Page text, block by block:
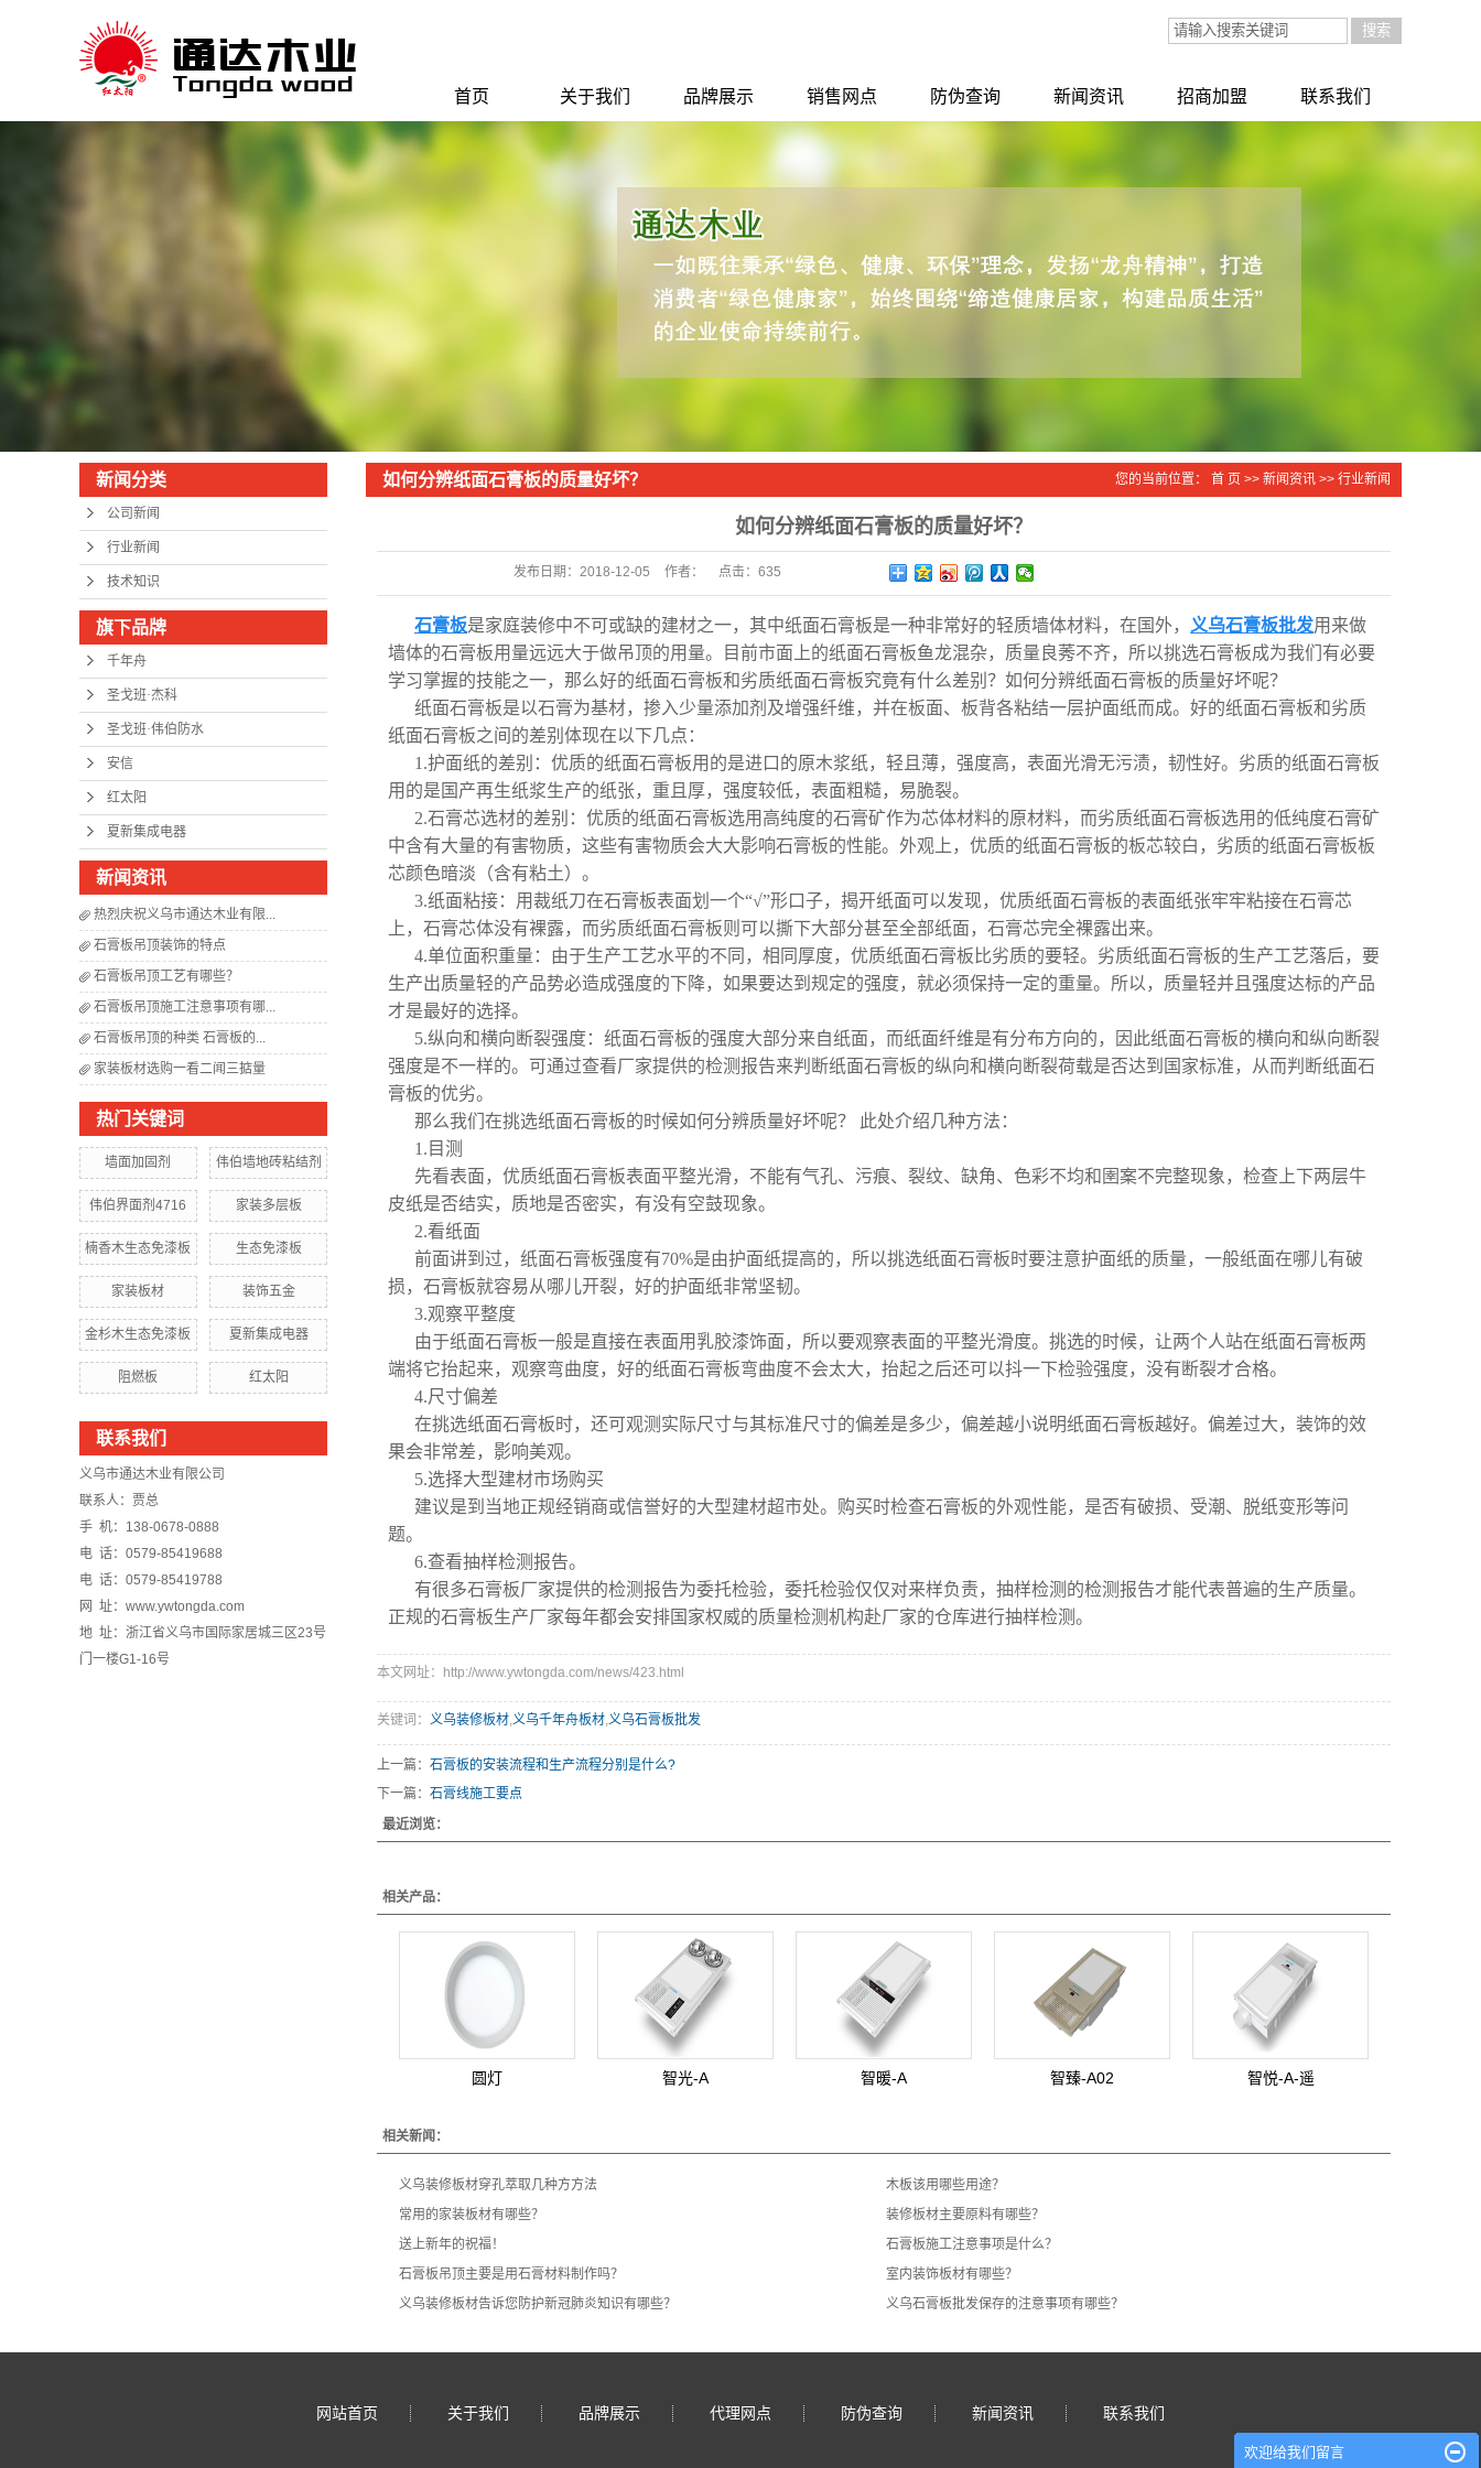
首页 关于我们
公司简介
品牌展示
圣戈班·伟伯防水
安信
红太阳
夏新集成电器
销售网点
销售网点
防伪查询 新闻资讯
行业新闻
招商加盟 联系我们
新闻分类
公司新闻
行业新闻
技术知识
旗下品牌
千年舟
圣戈班·杰科
圣戈班·伟伯防水
安信
红太阳
夏新集成电器
新闻资讯
热烈庆祝义乌市通达木业有限...
石膏板吊顶装饰的特点
石膏板吊顶工艺有哪些？
石膏板吊顶施工注意事项有哪...
石膏板吊顶的种类 石膏板的...
家装板材选购一看二闻三掂量
热门关键词
墙面加固剂 伟伯墙地砖粘结剂
伟伯界面剂4716 家装多层板
楠香木生态免漆板 生态免漆板
家装板材 装饰五金
金杉木生态免漆板 夏新集成电器
阻燃板 红太阳
联系我们
义乌市通达木业有限公司
联系人：贾总
手 机：138-0678-0888
电 话：0579-85419688
电 话：0579-85419788
网 址：www.ywtongda.com
地 址：浙江省义乌市国际家居城三区23号
门一楼G1-16号
如何分辨纸面石膏板的质量好坏？ 您的当前位置： 首 页 >> 新闻资讯 >> 行业新闻
如何分辨纸面石膏板的质量好坏？
发布日期： 2018-12-05 作者： 点击： 635
石膏板是家庭装修中不可或缺的建材之一，其中纸面石膏板是一种非常好的轻质墙体材料，在国外， 义乌石膏板批发用来做
墙体的石膏板用量远远大于做吊顶的用量。目前市面上的纸面石膏板鱼龙混杂，质量良莠不齐，所以挑选石膏板成为我们有必要
学习掌握的技能之一，那么好的纸面石膏板和劣质纸面石膏板究竟有什么差别？如何分辨纸面石膏板的质量好坏呢？
纸面石膏板是以石膏为基材，掺入少量添加剂及增强纤维，并在板面、板背各粘结一层护面纸而成。好的纸面石膏板和劣质
纸面石膏板之间的差别体现在以下几点：
1.护面纸的差别：优质的纸面石膏板用的是进口的原木浆纸，轻且薄，强度高，表面光滑无污渍，韧性好。劣质的纸面石膏板
用的是国产再生纸浆生产的纸张，重且厚，强度较低，表面粗糙，易脆裂。
2.石膏芯选材的差别：优质的纸面石膏板选用高纯度的石膏矿作为芯体材料的原材料，而劣质纸面石膏板选用的低纯度石膏矿
中含有大量的有害物质，这些有害物质会大大影响石膏板的性能。外观上，优质的纸面石膏板的板芯较白，劣质的纸面石膏板板
芯颜色暗淡（含有粘土）。
3.纸面粘接：用裁纸刀在石膏板表面划一个“√”形口子，揭开纸面可以发现，优质纸面石膏板的表面纸张牢牢粘接在石膏芯
上，石膏芯体没有裸露，而劣质纸面石膏板则可以撕下大部分甚至全部纸面，石膏芯完全裸露出来。
4.单位面积重量：由于生产工艺水平的不同，相同厚度，优质纸面石膏板比劣质的要轻。劣质纸面石膏板的生产工艺落后，要
生产出质量轻的产品势必造成强度的下降，如果要达到规定的强度，就必须保持一定的重量。所以，质量轻并且强度达标的产品
才是最好的选择。
5.纵向和横向断裂强度：纸面石膏板的强度大部分来自纸面，而纸面纤维是有分布方向的，因此纸面石膏板的横向和纵向断裂
强度是不一样的。可通过查看厂家提供的检测报告来判断纸面石膏板的纵向和横向断裂荷载是否达到国家标准，从而判断纸面石
膏板的优劣。
那么我们在挑选纸面石膏板的时候如何分辨质量好坏呢？ 此处介绍几种方法：
1.目测
先看表面，优质纸面石膏板表面平整光滑，不能有气孔、污痕、裂纹、缺角、色彩不均和圉案不完整现象，检查上下两层牛
皮纸是否结实，质地是否密实，有没有空鼓现象。
2.看纸面
前面讲到过，纸面石膏板强度有70%是由护面纸提高的，所以挑选纸面石膏板时要注意护面纸的质量，一般纸面在哪儿有破
损，石膏板就容易从哪儿开裂，好的护面纸非常坚韧。
3.观察平整度
由于纸面石膏板一般是直接在表面用乳胶漆饰面，所以要观察表面的平整光滑度。挑选的时候，让两个人站在纸面石膏板两
端将它抬起来，观察弯曲度，好的纸面石膏板弯曲度不会太大，抬起之后还可以抖一下检验强度，没有断裂才合格。
4.尺寸偏差
在挑选纸面石膏板时，还可观测实际尺寸与其标准尺寸的偏差是多少，偏差越小说明纸面石膏板越好。偏差过大，装饰的效
果会非常差，影响美观。
5.选择大型建材市场购买
建议是到当地正规经销商或信誉好的大型建材超市处。购买时检查石膏板的外观性能，是否有破损、受潮、脱纸变形等问
题。
6.查看抽样检测报告。
有很多石膏板厂家提供的检测报告为委托检验，委托检验仅仅对来样负责，抽样检测的检测报告才能代表普遍的生产质量。
正规的石膏板生产厂家每年都会安排国家权威的质量检测机构赴厂家的仓库进行抽样检测。
本文网址：http://www.ywtongda.com/news/423.html
关键词： 义乌装修板材,义乌千年舟板材,义乌石膏板批发
上一篇： 石膏板的安装流程和生产流程分别是什么?
下一篇： 石膏线施工要点
最近浏览：
相关产品：
圆灯 智光-A 智暖-A 智臻-A02 智悦-A-遥
相关新闻：
义乌装修板材穿孔萃取几种方方法
木板该用哪些用途？
常用的家装板材有哪些？
装修板材主要原料有哪些？
送上新年的祝福！
石膏板施工注意事项是什么？
​石膏板吊顶主要是用石膏材料制作吗？
室内装饰板材有哪些？
义乌装修板材告诉您防护新冠肺炎知识有哪些？
义乌石膏板批发保存的注意事项有哪些？
网站首页 关于我们 品牌展示 代理网点 防伪查询 新闻资讯 联系我们
欢迎给我们留言